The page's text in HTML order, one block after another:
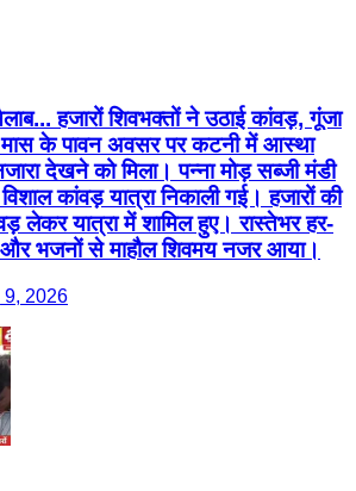
हजारों शिवभक्तों ने उठाई कांवड़, गूंजा
मास के पावन अवसर पर कटनी में आस्था
देखने को मिला। पन्ना मोड़ सब्जी मंडी
कांवड़ यात्रा निकाली गई। हजारों की
लेकर यात्रा में शामिल हुए। रास्तेभर हर-
भजनों से माहौल शिवमय नजर आया।
9, 2026